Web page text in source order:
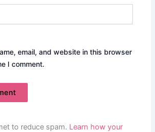
email, and website in this browser
I comment.
to reduce spam. Learn how your